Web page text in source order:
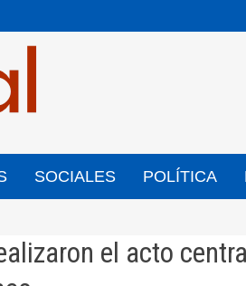
SOCIALES POLÍTICA
el acto